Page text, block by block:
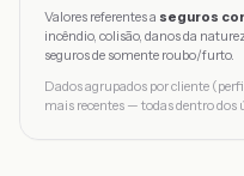
Valores referentes a seguros
incêndio, colisão, danos da
seguros de somente roubo/furto.
Dados agrupados por cliente
mais recentes — todas dentro dos